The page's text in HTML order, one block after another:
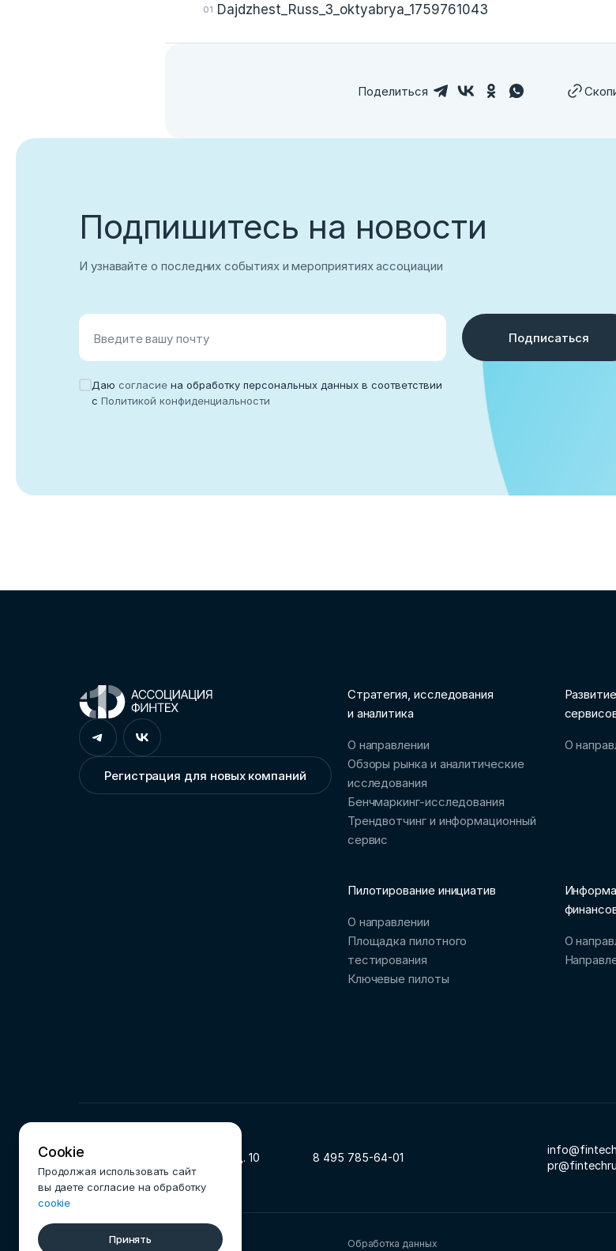
Dajdzhest_Russ_3_oktyabrya_1759761043
Поделиться
Подпишитесь на новости
И узнавайте о последних событиях и мероприятиях ассоциации
Введите вашу почту
Даю согласие на обработку персональных данных в соответствии
с Политикой конфиденциальности
Подписаться
Стратегия, исследования
и аналитика
О направлении
Обзоры рынка и аналитические
исследования
Бенчмаркинг-исследования
Трендвотчинг и информационный
сервис
О
Пилотирование инициатив
О направлении
Площадка пилотного
тестирования
Ключевые пилоты
О
119002, г. Москва, ул. Арбат, д. 10 8 495 785-64-01
Регистрация для новых компаний
Обработка данных
© 2025 Ассоциация ФинТех
Cookie
Продолжая использовать сайт
вы даете согласие на обработку
cookie
Принять
Корпоративный email
Нет учетной записи?